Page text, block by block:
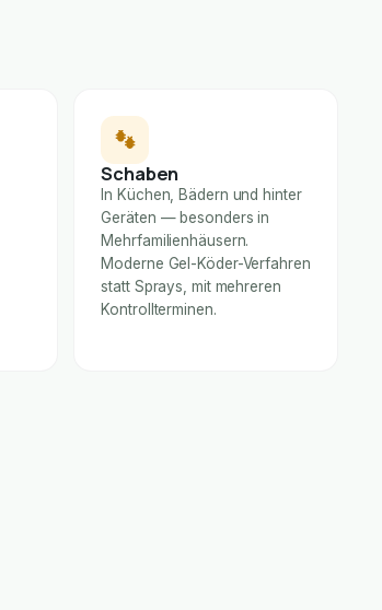
Schaben
In Küchen, Bädern und hinter
Geräten — besonders in
Mehrfamilienhäusern.
Moderne Gel-Köder-Verfahren
statt Sprays, mit mehreren
Kontrollterminen.